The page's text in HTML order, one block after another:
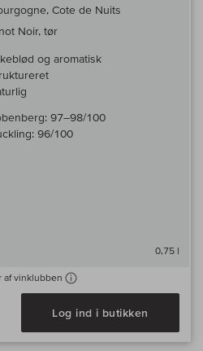
Cote de Nuits
Noir, tør
og aromatisk
97–98/100
96/100
0,75 l
vinklubben
Log ind i butikken